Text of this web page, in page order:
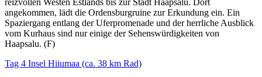
angekommen, lädt die Ordensburgruine zur Erkundung ein. Ein
Spaziergang entlang der Uferpromenade und der herrliche Ausblick
vom Kurhaus sind nur einige der Sehenswürdigkeiten von
Haapsalu. (F)
Tag 4 Insel Hiiumaa (ca. 38 km Rad)